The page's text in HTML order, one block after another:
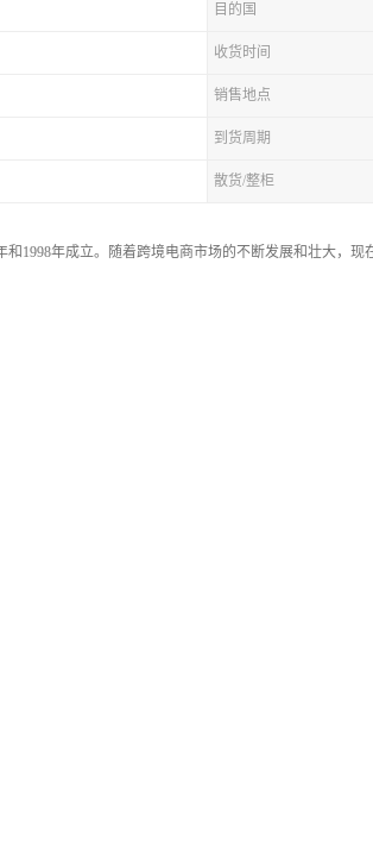
目的国
收货时间
销售地点
到货周期
散货/整柜
1998年成立。随着跨境电商市场的不断发展和壮大，现